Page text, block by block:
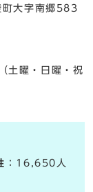
大字南郷583
土曜・日曜・祝
：16,650人